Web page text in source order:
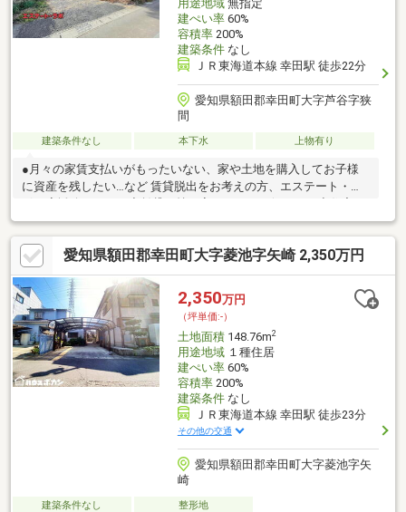
用途地域無指定
建ぺい率60%
容積率200%
建築条件なし
ＪＲ東海道本線 幸田駅 徒歩22分
愛知県額田郡幸田町大字芦谷字狭
間
建築条件なし 本下水 上物有り
●月々の家賃支払いがもったいない、家や土地を購入してお子様
に資産を残したい…など 賃貸脱出をお考えの方、エステート・ラ
ボが応援致します！◆賃貸と持ち家どっちがお得なの？◆住宅ロ
ーンでいくらまで借りれるの？…など当社で、資金計画や住宅ロ
ーンシュミレーションなどのご提案をさせて頂きます。無料で仮
審査をすることも可能ですので、ご安心ください。●現地案内可
能！まずはお気軽にお電話ください ＞＞０８００－８８８－５
５５０
愛知県額田郡幸田町大字菱池字矢崎 2,350万円
2,350万円
（坪単価:-）
土地面積148.76m2
用途地域１種住居
建ぺい率60%
容積率200%
建築条件なし
ＪＲ東海道本線 幸田駅 徒歩23分
その他の交通
愛知県額田郡幸田町大字菱池字矢
崎
建築条件なし 整形地